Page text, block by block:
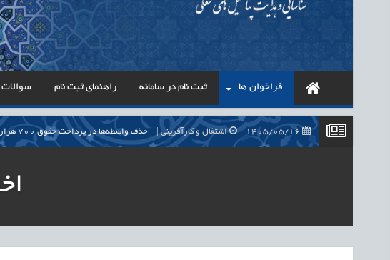
فراخوان ها ثبت نام در سامانه راهنمای ثبت نام
اشتغال و کارآفرینی حذف واسطه‌ها در پرداخت حقوق ۷۰۰ هزار نیروی شرکتی، گامی در مسیر عدالت اداری
رئیس مرکز منابع انسانی آموزش‌وپرورش:
1405/05/16 اشتغال و کارآفرینی راه‌اندازی «کارخانه نوآوری مینیاتوری